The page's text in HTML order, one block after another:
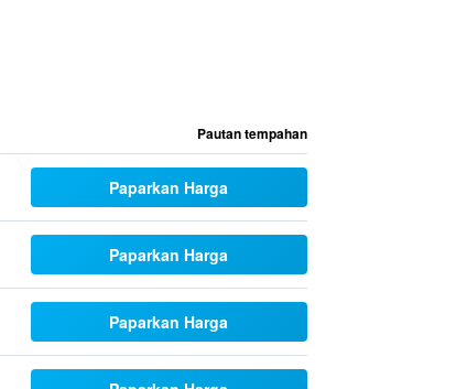
Pautan tempahan
Paparkan Harga
Paparkan Harga
Paparkan Harga